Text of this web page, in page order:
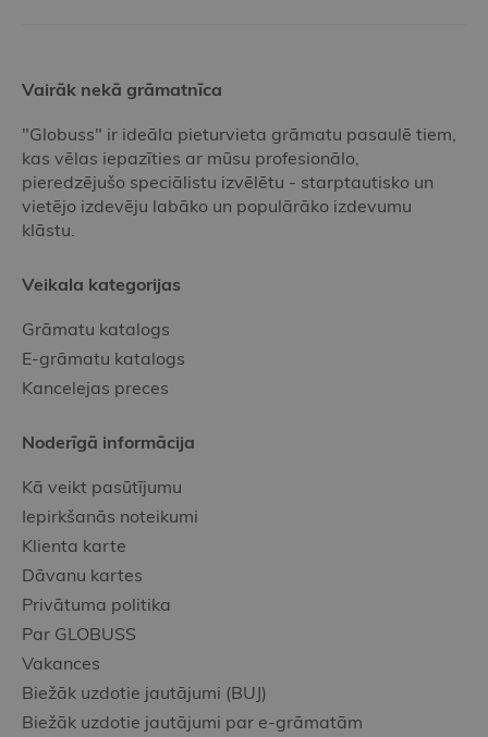
Vairāk nekā grāmatnīca
"Globuss" ir ideāla pieturvieta grāmatu pasaulē tiem,
kas vēlas iepazīties ar mūsu profesionālo,
pieredzējušo speciālistu izvēlētu - starptautisko un
vietējo izdevēju labāko un populārāko izdevumu
klāstu.
Veikala kategorijas
Grāmatu katalogs
E-grāmatu katalogs
Kancelejas preces
Noderīgā informācija
Kā veikt pasūtījumu
Iepirkšanās noteikumi
Klienta karte
Dāvanu kartes
Privātuma politika
Par GLOBUSS
Vakances
Biežāk uzdotie jautājumi (BUJ)
Biežāk uzdotie jautājumi par e-grāmatām